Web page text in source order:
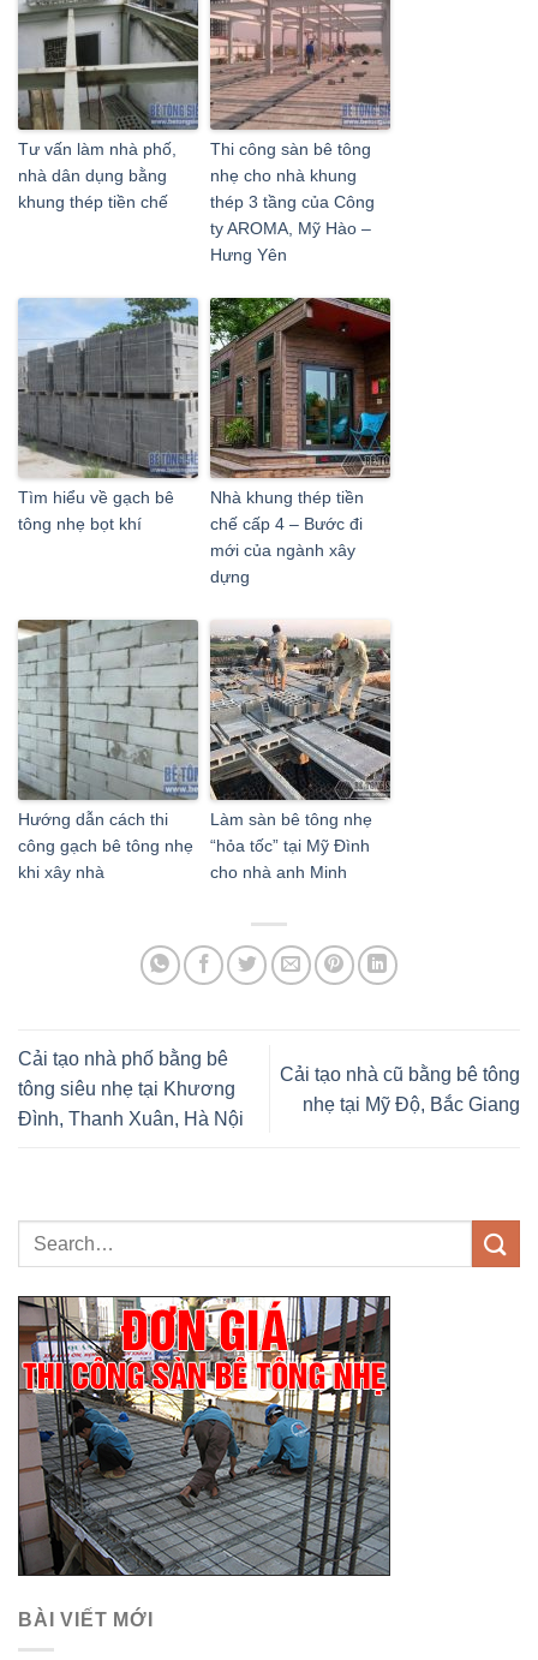
Tư vấn làm nhà phố,
nhà dân dụng bằng
khung thép tiền chế
Thi công sàn bê tông
nhẹ cho nhà khung
thép 3 tầng của Công
ty AROMA, Mỹ Hào –
Hưng Yên
Tìm hiểu về gạch bê
tông nhẹ bọt khí
Nhà khung thép tiền
chế cấp 4 – Bước đi
mới của ngành xây
dựng
Hướng dẫn cách thi
công gạch bê tông nhẹ
khi xây nhà
Làm sàn bê tông nhẹ
“hỏa tốc” tại Mỹ Đình
cho nhà anh Minh
Cải tạo nhà phố bằng bê
tông siêu nhẹ tại Khương
Đình, Thanh Xuân, Hà Nội
Cải tạo nhà cũ bằng bê tông
nhẹ tại Mỹ Độ, Bắc Giang
BÀI VIẾT MỚI